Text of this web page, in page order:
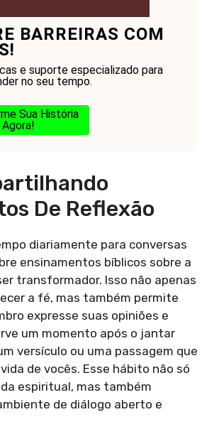
BARREIRAS COM
e suporte especializado para
no seu tempo.
Sua História
Agora!
De Reflexão
diariamente para conversas
ensinamentos bíblicos sobre a
transformador. Isso não apenas
a fé, mas também permite
expresse suas opiniões e
um momento após o jantar
versículo ou uma passagem que
de vocês. Esse hábito não só
espiritual, mas também
de diálogo aberto e